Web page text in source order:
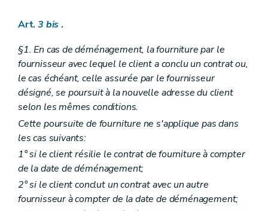
Art.3 bis .
§1. En cas de déménagement, la fourniture par le
fournisseur avec lequel le client a conclu un contrat ou,
le cas échéant, celle assurée par le fournisseur
désigné, se poursuit à la nouvelle adresse du client
selon les mêmes conditions.
Cette poursuite de fourniture ne s'applique pas dans
les cas suivants:
1° si le client résilie le contrat de fourniture à compter
de la date de déménagement;
2° si le client conclut un contrat avec un autre
fournisseur à compter de la date de déménagement;